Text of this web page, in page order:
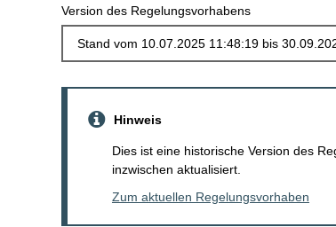
Version des Regelungsvorhabens
Hinweis
Dies ist eine historische Version des
inzwischen aktualisiert.
Zum aktuellen Regelungsvorhaben